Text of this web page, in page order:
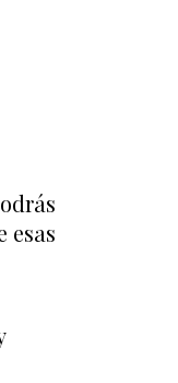
esas